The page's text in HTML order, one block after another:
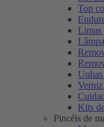
Top
Limas
Verniz
Kits
Pincéis de